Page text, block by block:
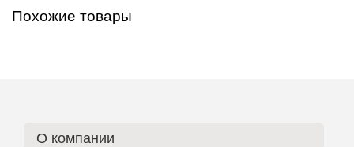
Похожие товары
О компании